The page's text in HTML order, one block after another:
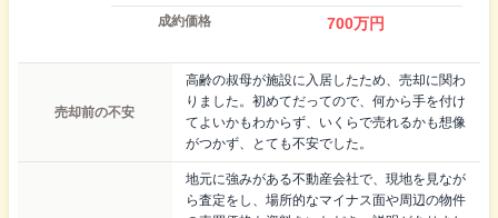
成約価格 700万円
売却前の不安
高齢の叔母が施設に入居したため、売却に関わ
りました。初めてだってので、何から手を付け
てよいかもわからず、いくらで売れるかも想像
がつかず、とても不安でした。
地元に強みがある不動産会社で、現地を見なが
ら査定をし、場所的なマイナス面や周辺の物件